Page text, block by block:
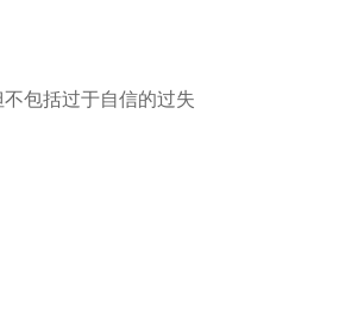
包括过于自信的过失